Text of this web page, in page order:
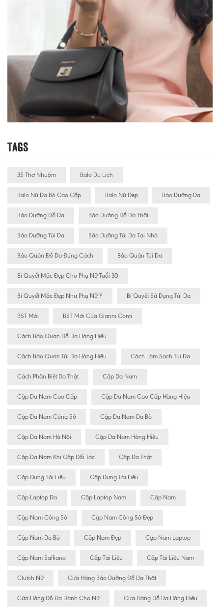
Tags
35 Thợ Nhuộm Balo Du Lịch
Balo Nữ Da Bò Cao Cấp Balo Nữ Đẹp Bảo Dưỡng Da
Bảo Dưỡng Đồ Da Bảo Dưỡng Đồ Da Thật
Bảo Dưỡng Túi Da Bảo Dưỡng Túi Da Tại Nhà
Bảo Quản Đồ Da Đúng Cách Bảo Quản Túi Da
Bí Quyết Mặc Đẹp Cho Phụ Nữ Tuổi 30
Bí Quyết Mặc Đẹp Như Phụ Nữ Ý Bí Quyết Sử Dụng Túi Da
BST Mới BST Mới Của Gianni Conti
Cách Bảo Quan Đồ Da Hàng Hiệu
Cách Bảo Quan Túi Da Hàng Hiệu Cách Làm Sạch Túi Da
Cách Phân Biệt Da Thật Cặp Da Nam
Cặp Da Nam Cao Cấp Cặp Da Nam Cao Cấp Hàng Hiệu
Cặp Da Nam Công Sở Cặp Da Nam Da Bò
Cặp Da Nam Hà Nội Cặp Da Nam Hàng Hiệu
Cặp Da Nam Khi Gặp Đối Tác Cặp Da Thật
Cặp Đựng Tài Liêu Cặp Đựng Tài Liệu
Cặp Laptop Da Cặp Laptop Nam Cặp Nam
Cặp Nam Công Sở Cặp Nam Công Sở Đẹp
Cặp Nam Da Bò Cặp Nam Đẹp Cặp Nam Laptop
Cặp Nam Saffiano Cặp Tài Liệu Cặp Tài Liệu Nam
Clutch Nữ Cửa Hàng Bảo Dưỡng Đồ Da Thật
Cửa Hàng Đồ Da Dành Cho Nữ Cửa Hàng Đồ Da Hàng Hiệu